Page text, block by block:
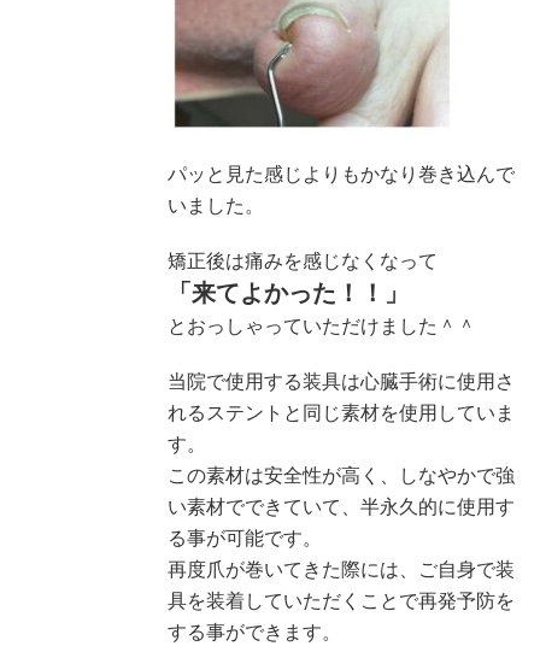
パッと見た感じよりもかなり巻き込んで
いました。
矯正後は痛みを感じなくなって
「来てよかった！！」
とおっしゃっていただけました＾＾
当院で使用する装具は心臓手術に使用さ
れるステントと同じ素材を使用していま
す。
この素材は安全性が高く、しなやかで強
い素材でできていて、半永久的に使用す
る事が可能です。
再度爪が巻いてきた際には、ご自身で装
具を装着していただくことで再発予防を
する事ができます。